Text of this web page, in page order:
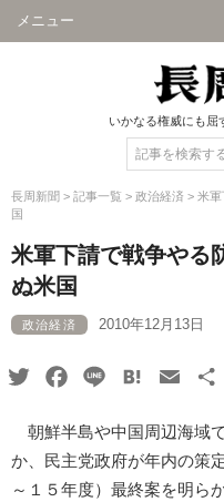
メニュー
いかなる権威にも屈
長周新聞 > 記事一覧 > 政治経済 > 米
国
米軍下請で戦争や
ぬ米国
政治経済 2010年12月13日
TwitterFacebook
Line HatenaEmail
朝鮮半島や中国周辺海域
か、民主党政府が年内の策
～１５年度）最終案を明ら